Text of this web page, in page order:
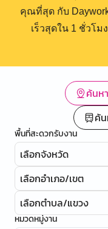
คุณที่สุด กับ
เร็วสุดใน 1 ชั่วโ
ค้นห
ค้
พื้นที่สะดวกรับงาน
เลือกจังหวัด
เลือกอำเภอ/เขต
เลือกตำบล/แขวง
หมวดหมู่งาน